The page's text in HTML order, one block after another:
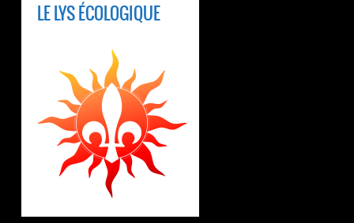
LE LYS ÉCOLOGIQUE